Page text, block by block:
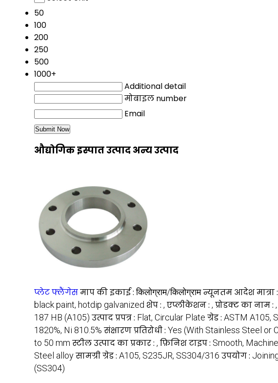
50
100
200
250
500
1000+
Additional detail
मोबाइल number
Email
औद्योगिक इस्पात उत्पाद अन्य उत्पाद
प्लेट फ्लैंगेसमाप की इकाई :किलोग्राम/किलोग्रामन्यूनतम आदेश मात्रा :
black paint, hotdip galvanized शेप : , एप्लीकेशन : , प्रोडक्ट का नाम : ,
187 HB (A105) उत्पाद प्रपत्र : Flat, Circular Plate ग्रेड : ASTM A105,
1820%, Ni 810.5% संक्षारण प्रतिरोधी : Yes (With Stainless Steel or
to 50 mm स्टील उत्पाद का प्रकार : , फ़िनिश टाइप : Smooth,
Steel alloyसामग्री ग्रेड : A105, S235JR, SS304/316 उपयोग :
(SS304)